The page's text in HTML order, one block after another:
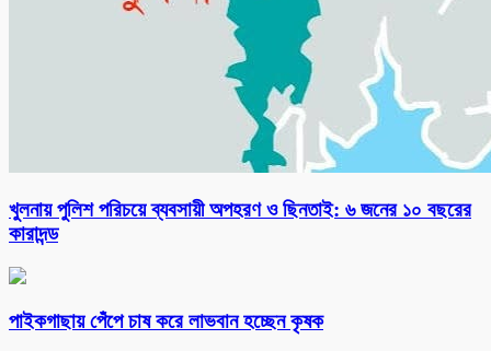
খুলনায় পুলিশ পরিচয়ে ব্যবসায়ী অপহরণ ও ছিনতাই: ৬ জনের ১০ বছরের
কারাদন্ড
পাইকগাছায় পেঁপে চাষ করে লাভবান হচ্ছেন কৃষক